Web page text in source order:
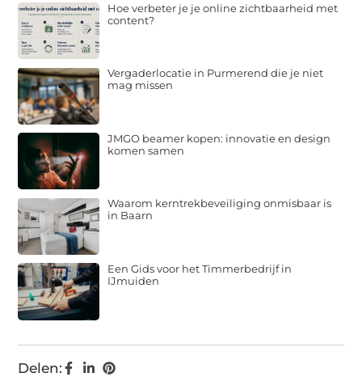
Delen:
Hoe verbeter je je online zichtbaarheid met
content?
Vergaderlocatie in Purmerend die je niet
mag missen
JMGO beamer kopen: innovatie en design
komen samen
Waarom kerntrekbeveiliging onmisbaar is
in Baarn
Een Gids voor het Timmerbedrijf in
IJmuiden